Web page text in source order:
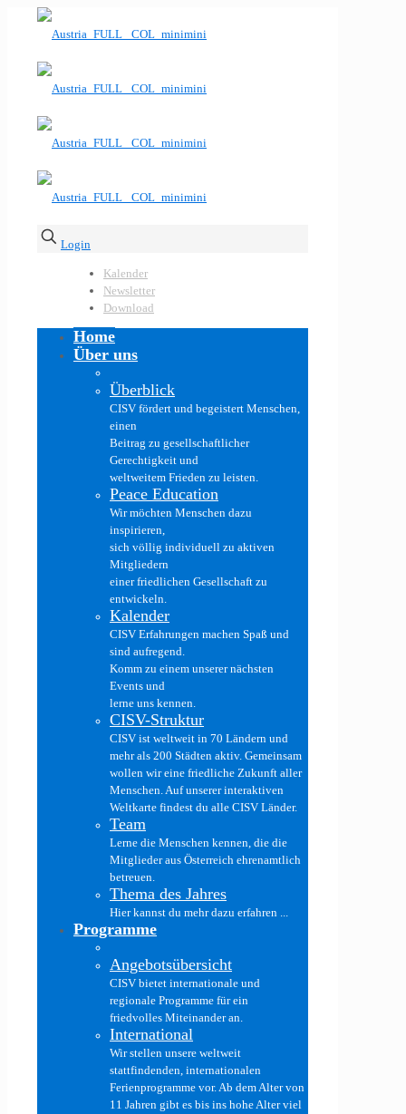
Login
Kalender
Newsletter
Download
Home
Über uns
Überblick
CISV fördert und begeistert Menschen,
einen
Beitrag zu gesellschaftlicher
Gerechtigkeit und
weltweitem Frieden zu leisten.
Peace Education
Wir möchten Menschen dazu
inspirieren,
sich völlig individuell zu aktiven
Mitgliedern
einer friedlichen Gesellschaft zu
entwickeln.
Kalender
CISV Erfahrungen machen Spaß und
sind aufregend.
Komm zu einem unserer nächsten
Events und
lerne uns kennen.
CISV-Struktur
CISV ist weltweit in 70 Ländern und
mehr als 200 Städten aktiv. Gemeinsam
wollen wir eine friedliche Zukunft aller
Menschen. Auf unserer interaktiven
Weltkarte findest du alle CISV Länder.
Team
Lerne die Menschen kennen, die die
Mitglieder aus Österreich ehrenamtlich
betreuen.
Thema des Jahres
Hier kannst du mehr dazu erfahren ...
Programme
Angebotsübersicht
CISV bietet internationale und
regionale Programme für ein
friedvolles Miteinander an.
International
Wir stellen unsere weltweit
stattfindenden, internationalen
Ferienprogramme vor. Ab dem Alter von
11 Jahren gibt es bis ins hohe Alter viel